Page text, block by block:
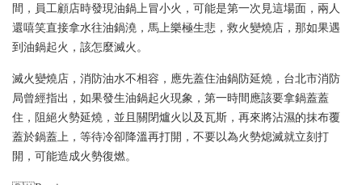
間，員工顧店時發現油鍋上冒小火，可能是第一次見這場面，兩人
還嘻笑直接拿水往油鍋澆，馬上樂極生悲，救火變燒店，那如果遇
到油鍋起火，該怎麼滅火。
滅火變燒店，消防油水不相容，應先蓋住油鍋防延燒，台北市消防
局曾經指出，如果發生油鍋起火現象，第一時間應該要拿鍋蓋蓋
住，阻絕火勢延燒，並且關閉爐火以及瓦斯，再來將沾濕的抹布覆
蓋於鍋蓋上，等待冷卻降溫再打開，不要以為火勢熄滅就立刻打
開，可能造成火勢復燃。